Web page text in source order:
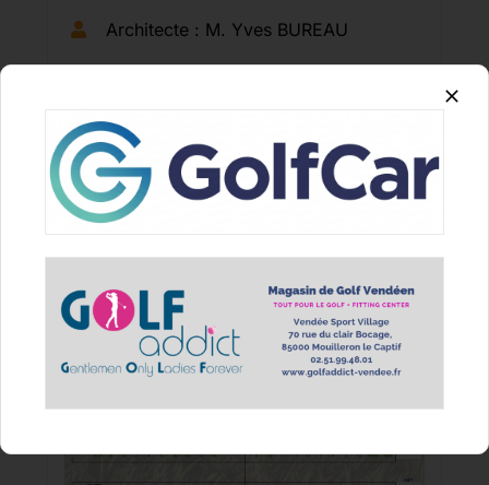
Architecte : M. Yves BUREAU
130
128 121